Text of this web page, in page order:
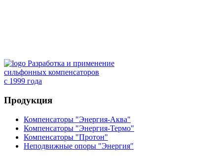
Разработка и применение
сильфонных компенсаторов
с 1999 года
Продукция
Компенсаторы "Энергия-Аква"
Компенсаторы "Энергия-Термо"
Компенсаторы "Протон"
Неподвижные опоры "Энергия"